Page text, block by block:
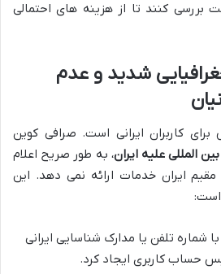
بررسی کنند تا از هزینه های احتمالی
شدید و عدم
کاربران ایرانی است. صرافی کوین
المللی علیه ایران، به طور صریح اعلام
ایران خدمات ارائه نمی دهد. این
است:
با شماره تلفن یا مدارک شناسایی ایرانی
حساب کاربری ایجاد کرد.